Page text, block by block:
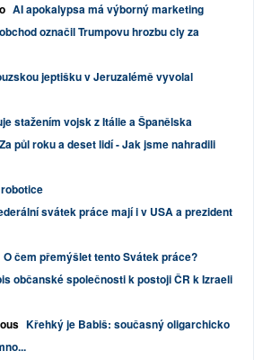
AI apokalypsa má výborný marketing
označil Trumpovu hrozbu cly za
jeptišku v Jeruzalémě vyvolal
stažením vojsk z Itálie a Španělska
Za půl roku a deset lidí - Jak jsme nahradili
svátek práce mají i v USA a prezident
O čem přemýšlet tento Svátek práce?
občanské společnosti k postoji ČR k Izraeli
Křehký je Babiš: současný oligarchicko